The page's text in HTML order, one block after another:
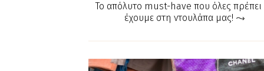
Το απόλυτο must-have που όλες πρέπει
έχουμε στη ντουλάπα μας!